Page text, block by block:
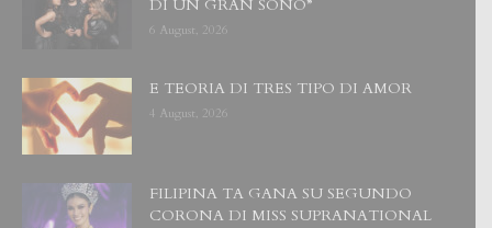
DI UN GRAN SOÑO”
6 August, 2026
E TEORIA DI TRES TIPO DI AMOR
4 August, 2026
FILIPINA TA GANA SU SEGUNDO
CORONA DI MISS SUPRANATIONAL